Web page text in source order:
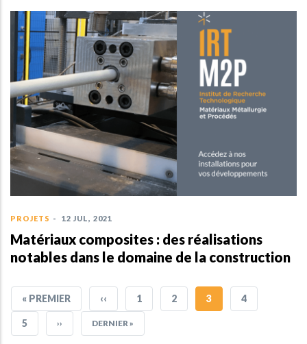
PROJETS - 12 JUL, 2021
Matériaux composites : des réalisations
notables dans le domaine de la construction
PREMIÈRE
PAGE
« PREMIER
PAGE
PRÉCÉDENTE
‹‹ PAGE
1 PAGE
2
PAGE
3 PAGE
4
PAGE
5 PAGE
›› DERNIÈRE
DERNIER »